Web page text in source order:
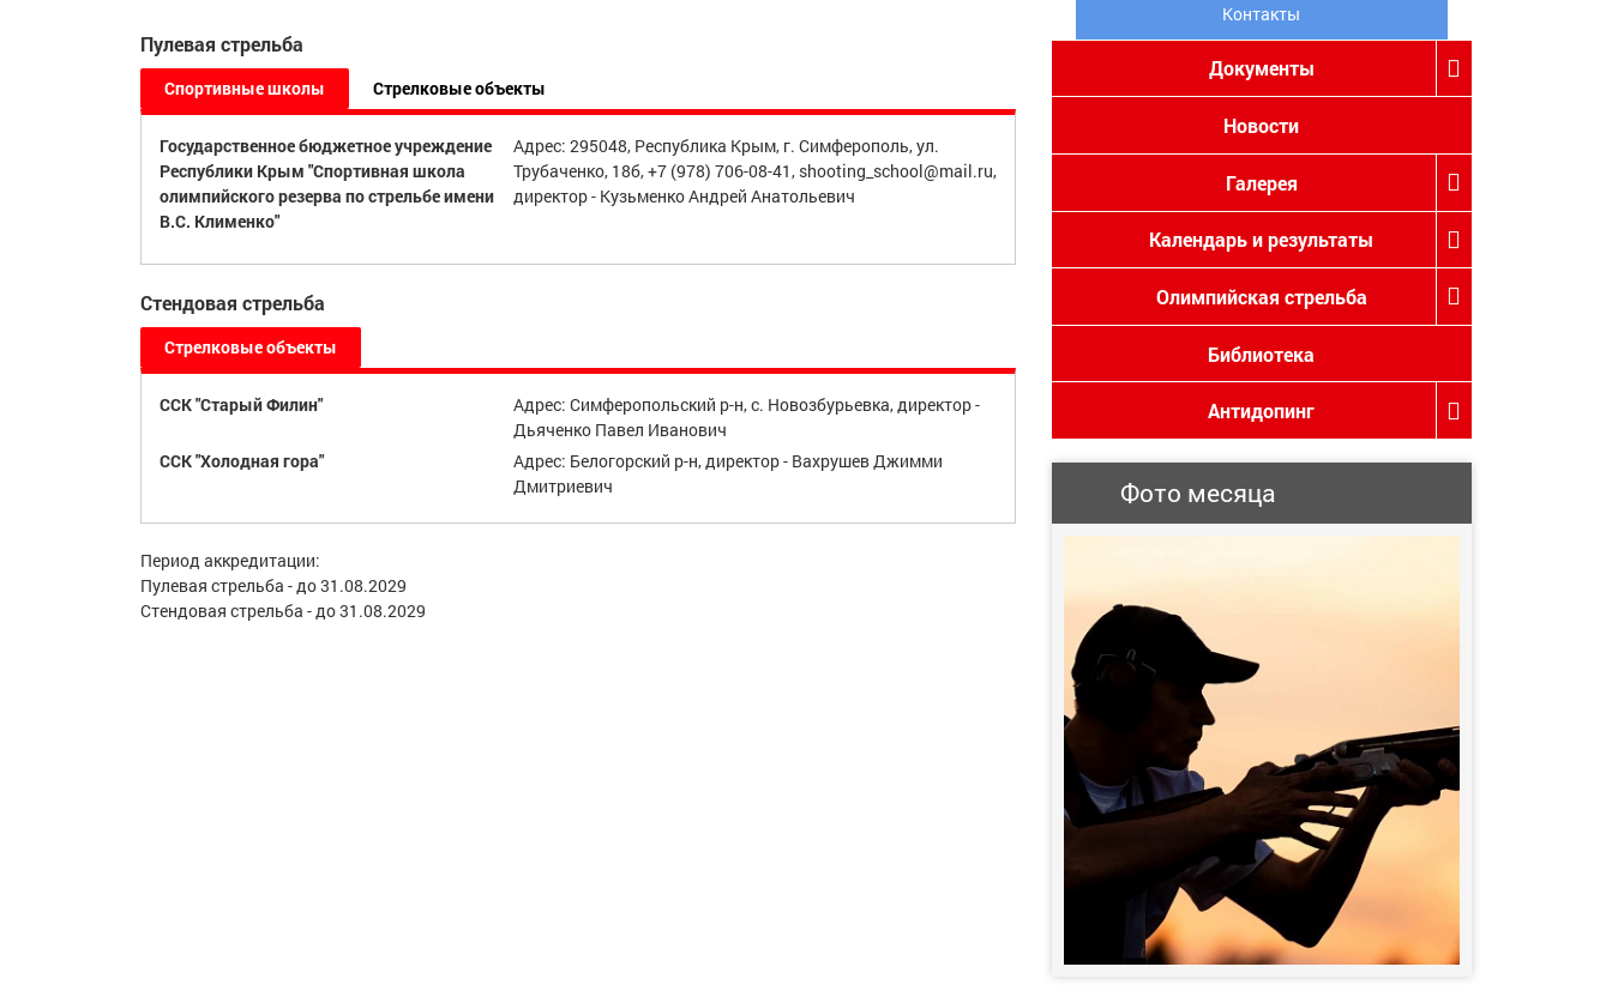
Пулевая стрельба
Спортивные школы Стрелковые объекты
Государственное бюджетное учреждение
Республики Крым "Спортивная школа
олимпийского резерва по стрельбе имени
В.С. Клименко"
Адрес: 295048, Республика Крым, г. Симферополь, ул.
Трубаченко, 18б, +7 (978) 706-08-41, shooting_school@mail.ru,
директор - Кузьменко Андрей Анатольевич
Стендовая стрельба
Стрелковые объекты
ССК "Старый Филин"
Адрес: Симферопольский р-н, с. Новозбурьевка, директор -
Дьяченко Павел Иванович
ССК "Холодная гора"
Адрес: Белогорский р-н, директор - Вахрушев Джимми
Дмитриевич
Период аккредитации:
Пулевая стрельба - до 31.08.2029
Стендовая стрельба - до 31.08.2029
Контакты
Документы
Новости
Галерея
Календарь и результаты
Олимпийская стрельба
Библиотека
Антидопинг
Фото месяца